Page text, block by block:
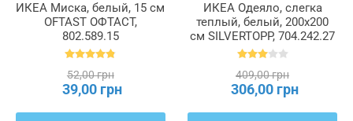
ИКЕА Миска, белый, 15 см
OFTAST ОФТАСТ,
802.589.15
52,00 грн
39,00 грн
ИКЕА Одеяло, слегка
теплый, белый, 200x200
см SILVERTOPP, 704.242.27
409,00 грн
306,00 грн